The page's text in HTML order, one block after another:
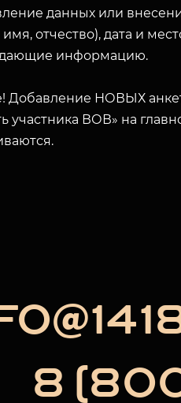
данных или
отчество), дата и
информацию.
Добавление НОВЫХ анкет
участника ВОВ» на
8